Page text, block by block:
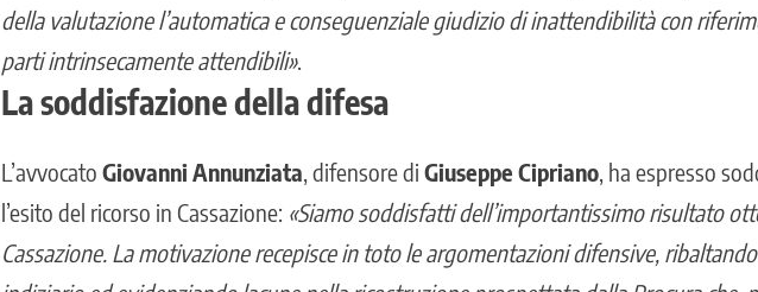
della valutazione l’automatica e conseguenziale giudizio di inattendibilità con
parti intrinsecamente attendibili».
La soddisfazione della difesa
L’avvocato Giovanni Annunziata, difensore di Giuseppe Cipriano, ha espresso
l’esito del ricorso in Cassazione: «Siamo soddisfatti dell’importantissimo risultato
Cassazione. La motivazione recepisce in toto le argomentazioni difensive,